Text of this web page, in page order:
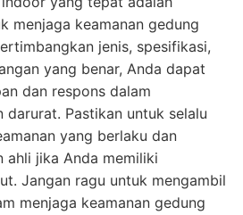
menjaga keamanan gedung
jenis, spesifikasi,
yang benar, Anda dapat
dan respons dalam
darurat. Pastikan untuk selalu
yang berlaku dan
ahli jika Anda memiliki
Jangan ragu untuk mengambil
menjaga keamanan gedung